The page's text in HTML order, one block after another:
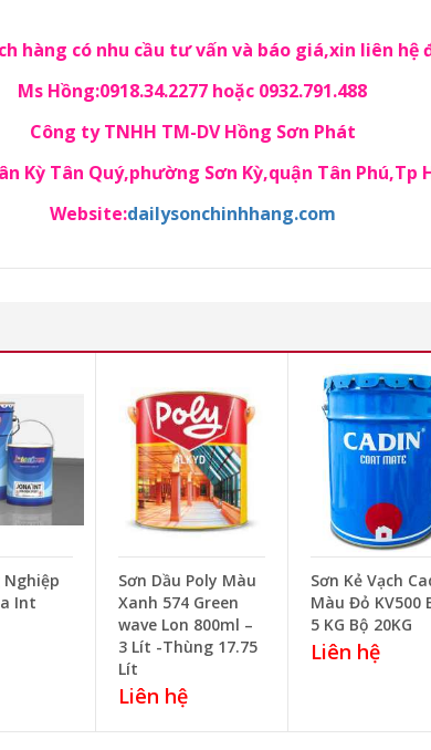
hàng có nhu cầu tư vấn và báo giá,xin liên hệ
Ms Hồng:0918.34.2277 hoặc 0932.791.488
Công ty TNHH TM-DV Hồng Sơn Phát
Kỳ Tân Quý,phường Sơn Kỳ,quận Tân Phú,Tp
Website:dailysonchinhhang.com
Nghiệp
Int
Sơn Dầu Poly Màu
Xanh 574 Green
wave Lon 800ml –
3 Lít -Thùng 17.75
Lít
Liên hệ
Sơn Kẻ Vạch
Màu Đỏ KV500
5 KG Bộ 20KG
Liên hệ